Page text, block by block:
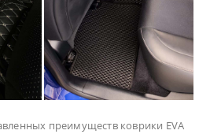
преимуществ коврики EVA